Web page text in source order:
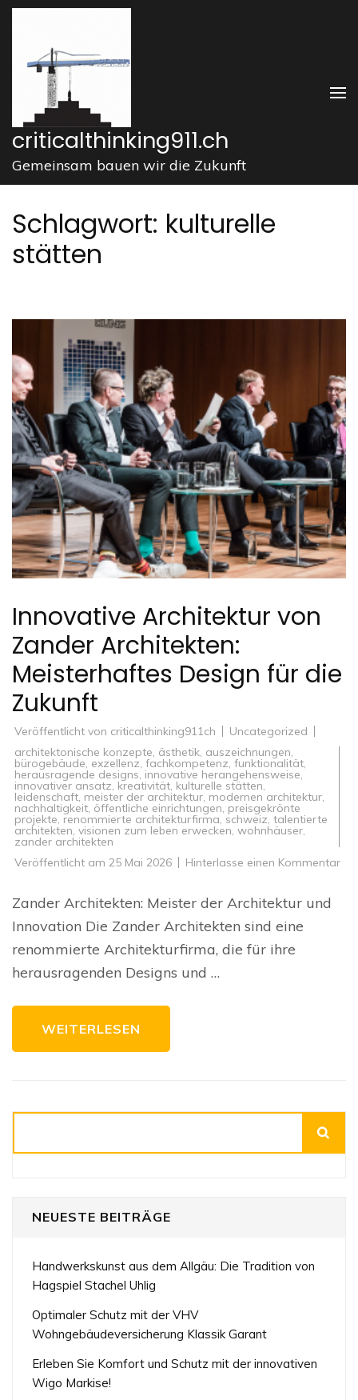
Zum
springen
drücken)
criticalthinking911.ch
Gemeinsam bauen wir die Zukunft
Schlagwort: kulturelle
stätten
Innovative Architektur von
Zander Architekten:
Meisterhaftes Design für die
Zukunft
Veröffentlicht von criticalthinking911ch
Uncategorized
architektonische konzepte, ästhetik, auszeichnungen,
bürogebäude, exzellenz, fachkompetenz, funktionalität,
herausragende designs, innovative herangehensweise,
innovativer ansatz, kreativität, kulturelle stätten,
leidenschaft, meister der architektur, modernen architektur,
nachhaltigkeit, öffentliche einrichtungen, preisgekrönte
projekte, renommierte architekturfirma, schweiz, talentierte
architekten, visionen zum leben erwecken, wohnhäuser,
zander architekten
Veröffentlicht am 25 Mai 2026 Hinterlasse einen Kommentarzu
Zander Architekten: Meister der Architektur und
Innovation Die Zander Architekten sind eine
renommierte Architekturfirma, die für ihre
herausragenden Designs und …
WEITERLESEN
NEUESTE BEITRÄGE
Handwerkskunst aus dem Allgäu: Die Tradition von
Hagspiel Stachel Uhlig
Optimaler Schutz mit der VHV
Wohngebäudeversicherung Klassik Garant
Erleben Sie Komfort und Schutz mit der innovativen
Wigo Markise!